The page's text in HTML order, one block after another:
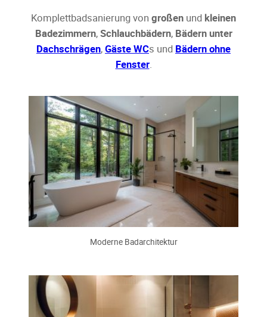
Komplettbadsanierung von großen und kleinen
Badezimmern,Schlauchbädern, Bädern unter
Dachschrägen,Gäste WCs und Bädern ohne
Fenster.
Moderne Badarchitektur